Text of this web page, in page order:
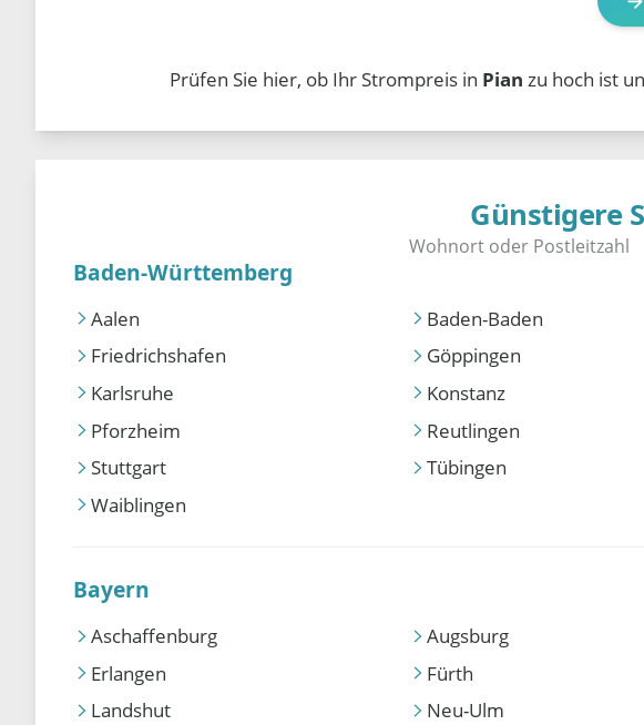
Prüfen Sie hier, ob Ihr Strompreis in Pian zu hoch ist
Günstigere
Baden-Württemberg
Aalen Baden-Baden
Friedrichshafen
Göppingen
Karlsruhe
Konstanz
Pforzheim
Reutlingen
Stuttgart
Tübingen
Waiblingen
Bayern
Aschaffenburg Augsburg
Erlangen
Fürth
Landshut
Neu-Ulm